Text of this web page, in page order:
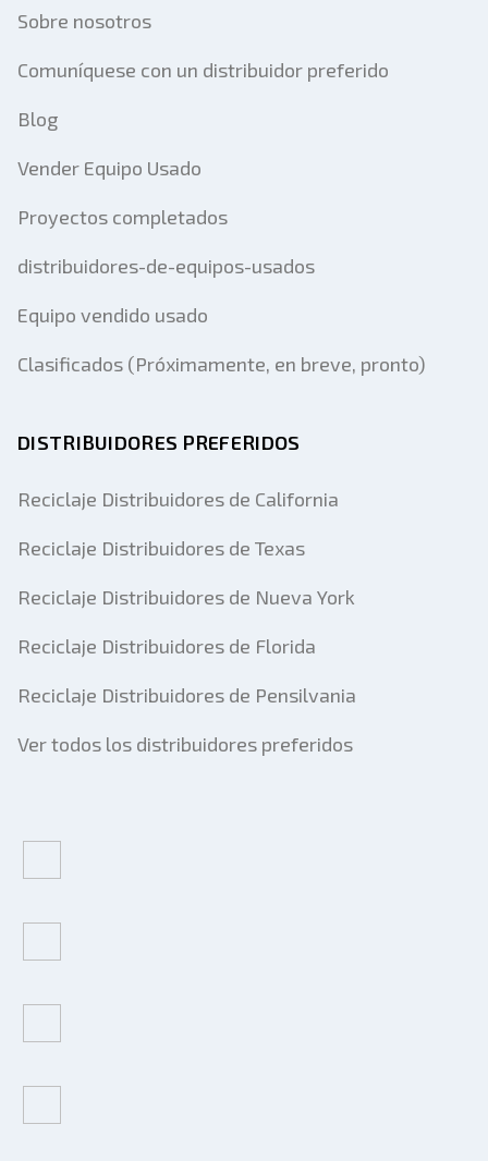
Sobre nosotros
Comuníquese con un distribuidor preferido
Blog
Vender Equipo Usado
Proyectos completados
distribuidores-de-equipos-usados
Equipo vendido usado
Clasificados (Próximamente, en breve, pronto)
DISTRIBUIDORES PREFERIDOS
Reciclaje Distribuidores de California
Reciclaje Distribuidores de Texas
Reciclaje Distribuidores de Nueva York
Reciclaje Distribuidores de Florida
Reciclaje Distribuidores de Pensilvania
Ver todos los distribuidores preferidos